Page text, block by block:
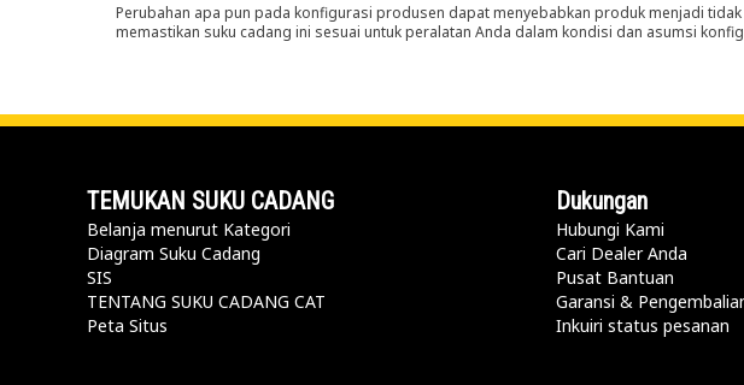
Perubahan apa pun pada konfigurasi produsen dapat menyebabkan produk menjadi
memastikan suku cadang ini sesuai untuk peralatan Anda dalam kondisi dan asumsi
TEMUKAN SUKU CADANG
Belanja menurut Kategori
Diagram Suku Cadang
SIS
TENTANG SUKU CADANG CAT
Peta Situs
Dukungan
Hubungi Kami
Cari Dealer Anda
Pusat Bantuan
Garansi &
Inkuiri status pesanan